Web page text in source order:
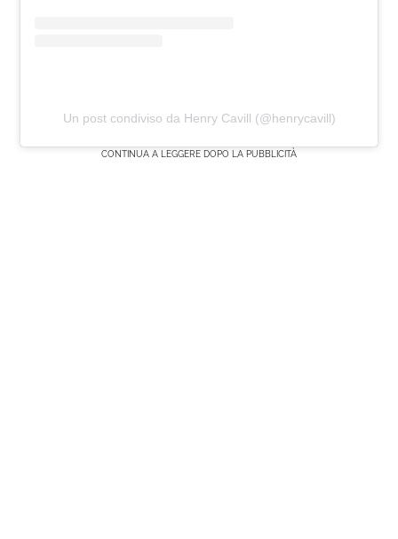
Un post condiviso da Henry Cavill (@henrycavill)
CONTINUA A LEGGERE DOPO LA PUBBLICITÀ